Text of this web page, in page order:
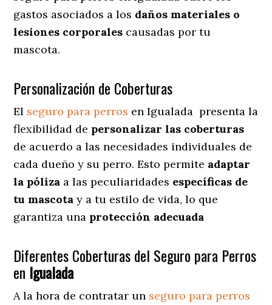
gastos asociados a los daños materiales o
lesiones corporales causadas por tu
mascota.
Personalización de Coberturas
El seguro para perros en Igualada presenta la
flexibilidad de personalizar las coberturas
de acuerdo a las necesidades individuales de
cada dueño y su perro. Esto permite adaptar
la póliza a las peculiaridades específicas de
tu mascota y a tu estilo de vida, lo que
garantiza una protección adecuada
Diferentes Coberturas del Seguro para Perros
en Igualada
A la hora de contratar un seguro para perros